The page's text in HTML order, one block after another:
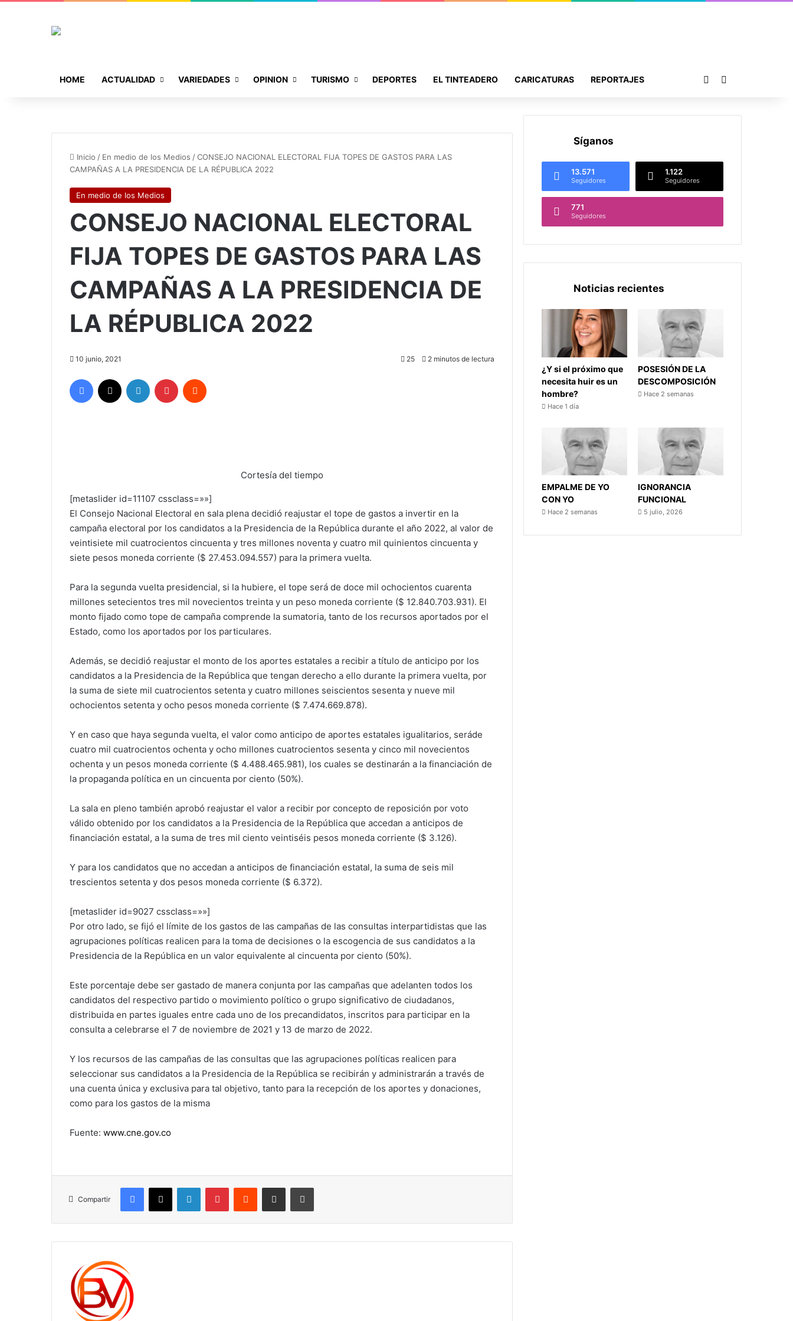
HOME ACTUALIDAD VARIEDADES OPINION TURISMO DEPORTES EL TINTEADERO CARICATURAS REPORTAJES Publicación al azar
Inicio / En medio de los Medios /CONSEJO NACIONAL ELECTORAL FIJA TOPES DE GASTOS PARA LAS
CAMPAÑAS A LA PRESIDENCIA DE LA RÉPUBLICA 2022
En medio de los Medios
CONSEJO NACIONAL ELECTORAL
FIJA TOPES DE GASTOS PARA LAS
CAMPAÑAS A LA PRESIDENCIA DE
LA RÉPUBLICA 2022
10 junio, 2021 25 2 minutos de lectura
Facebook LinkedIn Pinterest
Cortesía del tiempo
[metaslider id=11107 cssclass=»»]
El Consejo Nacional Electoral en sala plena decidió reajustar el tope de gastos a invertir en la
campaña electoral por los candidatos a la Presidencia de la República durante el año 2022, al valor de
veintisiete mil cuatrocientos cincuenta y tres millones noventa y cuatro mil quinientos cincuenta y
siete pesos moneda corriente ($ 27.453.094.557) para la primera vuelta.
Para la segunda vuelta presidencial, si la hubiere, el tope será de doce mil ochocientos cuarenta
millones setecientos tres mil novecientos treinta y un peso moneda corriente ($ 12.840.703.931). El
monto fijado como tope de campaña comprende la sumatoria, tanto de los recursos aportados por el
Estado, como los aportados por los particulares.
Además, se decidió reajustar el monto de los aportes estatales a recibir a título de anticipo por los
candidatos a la Presidencia de la República que tengan derecho a ello durante la primera vuelta, por
la suma de siete mil cuatrocientos setenta y cuatro millones seiscientos sesenta y nueve mil
ochocientos setenta y ocho pesos moneda corriente ($ 7.474.669.878).
Y en caso que haya segunda vuelta, el valor como anticipo de aportes estatales igualitarios, seráde
cuatro mil cuatrocientos ochenta y ocho millones cuatrocientos sesenta y cinco mil novecientos
ochenta y un pesos moneda corriente ($ 4.488.465.981), los cuales se destinarán a la financiación de
la propaganda política en un cincuenta por ciento (50%).
La sala en pleno también aprobó reajustar el valor a recibir por concepto de reposición por voto
válido obtenido por los candidatos a la Presidencia de la República que accedan a anticipos de
financiación estatal, a la suma de tres mil ciento veintiséis pesos moneda corriente ($ 3.126).
Y para los candidatos que no accedan a anticipos de financiación estatal, la suma de seis mil
trescientos setenta y dos pesos moneda corriente ($ 6.372).
[metaslider id=9027 cssclass=»»]
Por otro lado, se fijó el límite de los gastos de las campañas de las consultas interpartidistas que las
agrupaciones políticas realicen para la toma de decisiones o la escogencia de sus candidatos a la
Presidencia de la República en un valor equivalente al cincuenta por ciento (50%).
Este porcentaje debe ser gastado de manera conjunta por las campañas que adelanten todos los
candidatos del respectivo partido o movimiento político o grupo significativo de ciudadanos,
distribuida en partes iguales entre cada uno de los precandidatos, inscritos para participar en la
consulta a celebrarse el 7 de noviembre de 2021 y 13 de marzo de 2022.
Y los recursos de las campañas de las consultas que las agrupaciones políticas realicen para
seleccionar sus candidatos a la Presidencia de la República se recibirán y administrarán a través de
una cuenta única y exclusiva para tal objetivo, tanto para la recepción de los aportes y donaciones,
como para los gastos de la misma
Fuente: www.cne.gov.co
Compartir
Facebook
X LinkedInPinterestReddit Compartir por correo electrónicoImprimir
Síganos
13.571
Seguidores
1.122
Seguidores
771
Seguidores
Noticias recientes
¿Y si el próximo que
necesita huir es un
hombre?
Hace 1 día
POSESIÓN DE LA
DESCOMPOSICIÓN
Hace 2 semanas
EMPALME DE YO
CON YO
Hace 2 semanas
IGNORANCIA
FUNCIONAL
5 julio, 2026